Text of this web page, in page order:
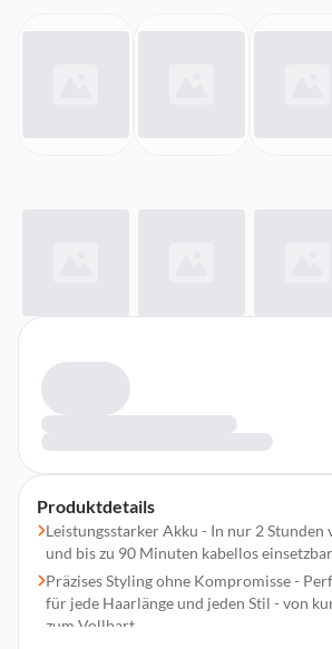
Produktdetails
Leistungsstarker Akku - In nur 2 Stunden
und bis zu 90 Minuten kabellos einsetzbar
Präzises Styling ohne Kompromisse -
für jede Haarlänge und jeden Stil - von
zum Vollbart